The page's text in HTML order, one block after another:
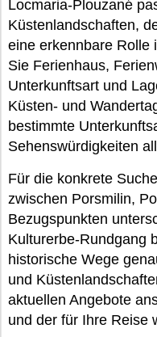
Locmaria-Plouzané
Küstenlandschaften,
eine erkennbare Rolle
Sie Ferienhaus,
Unterkunftsart und
Küsten- und
bestimmte
Sehenswürdigkeiten
Für die konkrete
zwischen Porsmilin,
Bezugspunkten
Kulturerbe-Rundgang
historische Wege
und
aktuellen Angebote
und der für Ihre Reise